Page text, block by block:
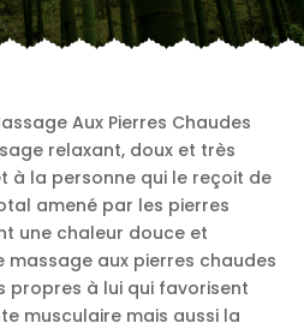
Aux Pierres Chaudes
relaxant, doux et très
à la personne qui le reçoit de
amené par les pierres
une chaleur douce et
massage aux pierres chaudes
propres à lui qui favorisent
musculaire mais aussi la